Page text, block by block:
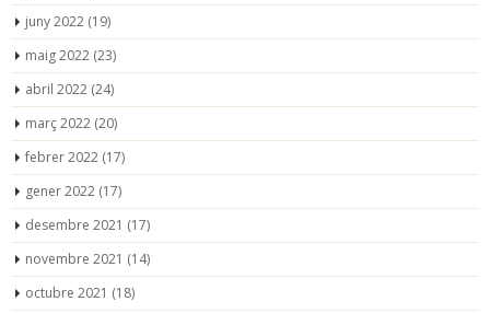
juny 2022 (19)
maig 2022 (23)
abril 2022 (24)
març 2022 (20)
febrer 2022 (17)
gener 2022 (17)
desembre 2021 (17)
novembre 2021 (14)
octubre 2021 (18)